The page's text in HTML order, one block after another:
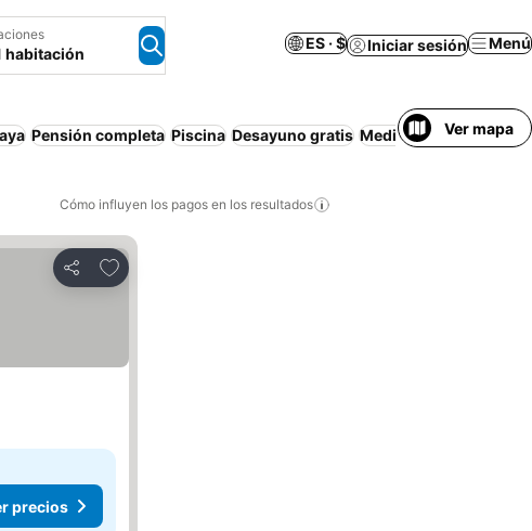
habitación
ES · $ Iniciar sesión Menú
Pensión completa Piscina Desayuno gratis Media pensión Resort
Ver mapa
Cómo influyen los pagos en los resultados
Compartir
Añadir a favoritos
precios